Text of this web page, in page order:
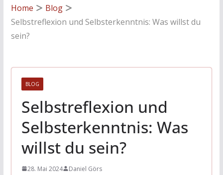
Home
Blog
Selbstreflexion und Selbsterkenntnis: Was willst du
sein?
BLOG
Selbstreflexion und
Selbsterkenntnis: Was
willst du sein?
28. Mai 2024 Daniel Görs